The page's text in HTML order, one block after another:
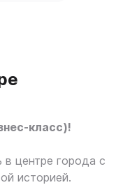
класс)!
в центре города с
историей.